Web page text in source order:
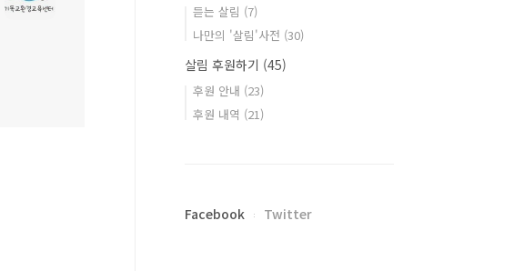
듣는 살림 (7)
나만의 '살림'사전 (30)
살림 후원하기 (45)
후원 안내 (23)
후원 내역 (21)
Facebook Twitter